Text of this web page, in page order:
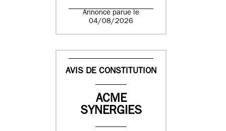
Annonce parue le
04/08/2026
AVIS DE CONSTITUTION
ACME
SYNERGIES